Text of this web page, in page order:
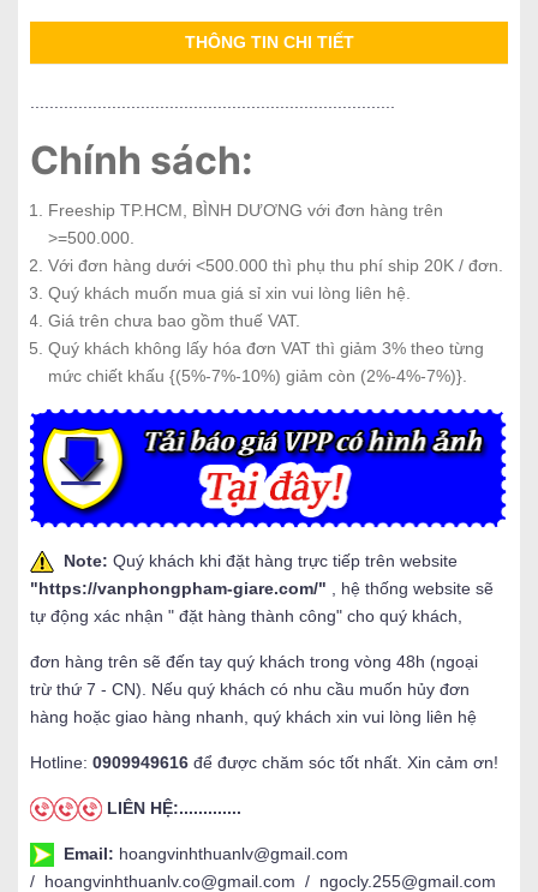
THÔNG TIN CHI TIẾT
Chính sách:
Freeship TP.HCM, BÌNH DƯƠNG với đơn hàng trên
>=500.000.
Với đơn hàng dưới <500.000 thì phụ thu phí ship 20K / đơn.
Quý khách muốn mua giá sỉ xin vui lòng liên hệ.
Giá trên chưa bao gồm thuế VAT.
Quý khách không lấy hóa đơn VAT thì giảm 3% theo từng
mức chiết khấu {(5%-7%-10%) giảm còn (2%-4%-7%)}.
Note: Quý khách khi đặt hàng trực tiếp trên website
"https://vanphongpham-giare.com/"
, hệ thống website sẽ
tự động xác nhận " đặt hàng thành công" cho quý khách,
đơn hàng trên sẽ đến tay quý khách trong vòng 48h (ngoại
trừ thứ 7 - CN). Nếu quý khách có nhu cầu muốn hủy đơn
hàng hoặc giao hàng nhanh, quý khách xin vui lòng liên hệ
Hotline: 0909949616 để được chăm sóc tốt nhất. Xin cảm ơn!
LIÊN HỆ:.............
Email: hoangvinhthuanlv@gmail.com
/ hoangvinhthuanlv.co@gmail.com / ngocly.255@gmail.com